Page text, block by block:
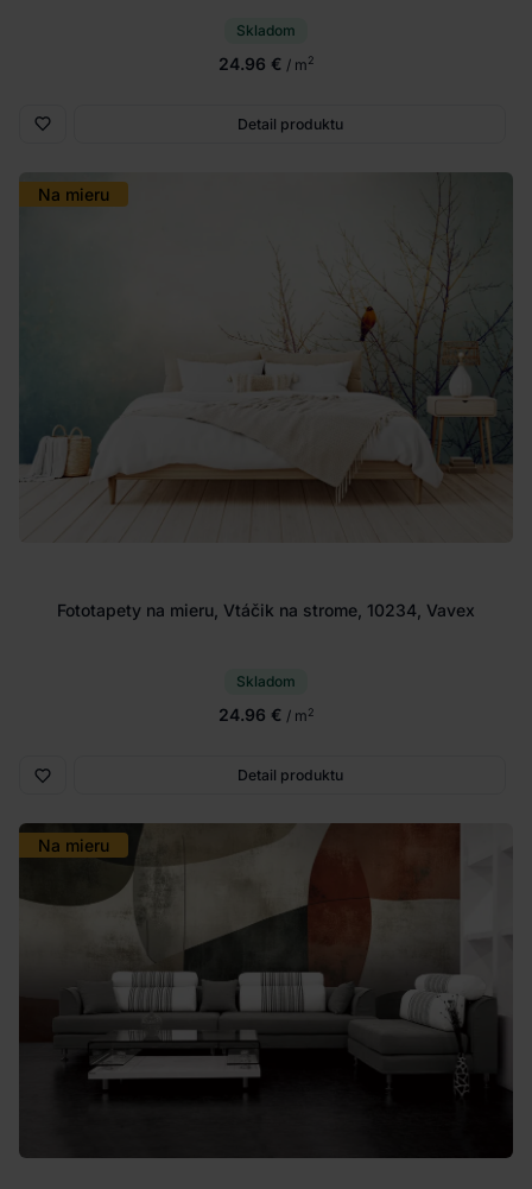
Skladom
24.96 € / m2
Detail produktu
Na mieru
Fototapety na mieru, Vtáčik na strome, 10234, Vavex
Skladom
24.96 € / m2
Detail produktu
Na mieru